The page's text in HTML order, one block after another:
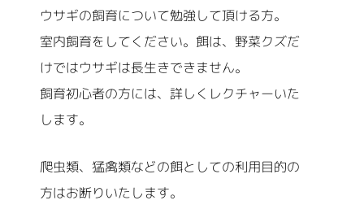
ウサギの飼育について勉強して頂ける方。
室内飼育をしてください。餌は、野菜クズだ
けではウサギは長生きできません。
飼育初心者の方には、詳しくレクチャーいた
します。
爬虫類、猛禽類などの餌としての利用目的の
方はお断りいたします。